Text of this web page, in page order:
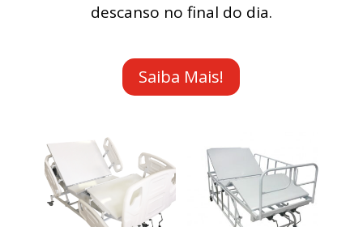
descanso no final do dia.
Saiba Mais!